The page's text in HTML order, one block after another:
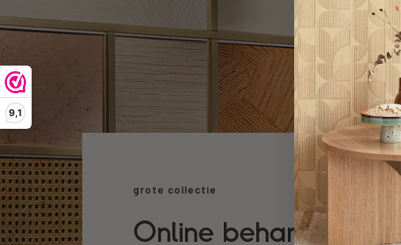
9,1
grote collectie
Online behang kopen